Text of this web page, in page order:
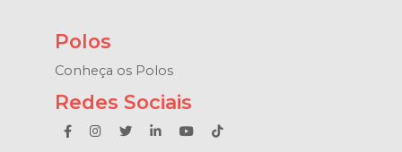
Polos
Conheça os Polos
Redes Sociais